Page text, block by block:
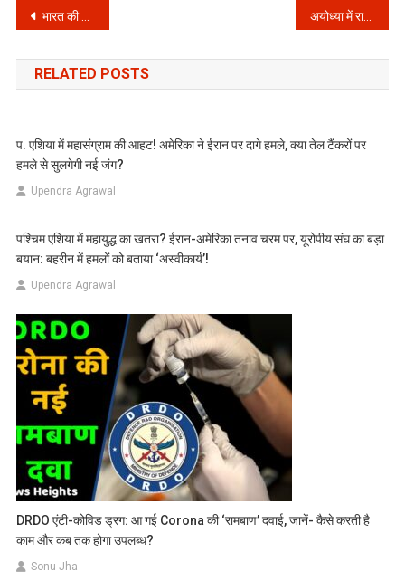
Post
navigation
भारत की लगातार हारें: क्या गौतम गंभीर और BCCI लाएंगे इस IPL स्टार को टीम में? अयोध्या में राम मंदिर ट्रस्ट की बैठक: संत हुए भावुक, कहा ‘रामजी देंगे दोषियों को दंड’ – क्या होगा अब?
RELATED POSTS
प. एशिया में महासंग्राम की आहट! अमेरिका ने ईरान पर दागे हमले, क्या तेल टैंकरों पर
हमले से सुलगेगी नई जंग?
Upendra Agrawal
पश्चिम एशिया में महायुद्ध का खतरा? ईरान-अमेरिका तनाव चरम पर, यूरोपीय संघ का बड़ा
बयान: बहरीन में हमलों को बताया ‘अस्वीकार्य’!
Upendra Agrawal
DRDO एंटी-कोविड ड्रग: आ गई Corona की ‘रामबाण’ दवाई, जानें- कैसे करती है
काम और कब तक होगा उपलब्ध?
Sonu Jha